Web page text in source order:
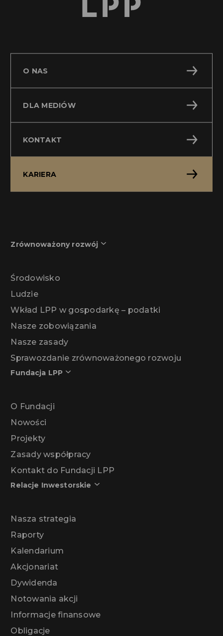
O NAS
DLA MEDIÓW
KONTAKT
KARIERA
Zrównoważony rozwój
Środowisko
Ludzie
Wkład LPP w gospodarkę – podatki
Nasze zobowiązania
Nasze zasady
Sprawozdanie zrównoważonego rozwoju
Fundacja LPP
O Fundacji
Nowości
Projekty
Zasady współpracy
Kontakt do Fundacji LPP
Relacje Inwestorskie
Nasza strategia
Raporty
Kalendarium
Akcjonariat
Dywidenda
Notowania akcji
Informacje finansowe
Obligacje